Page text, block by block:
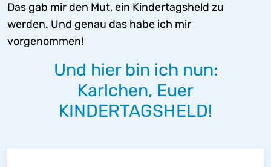
Das gab mir den Mut, ein Kindertagsheld zu
werden. Und genau das habe ich mir
vorgenommen!
Und hier bin ich nun:
Karlchen, Euer
KINDERTAGSHELD!